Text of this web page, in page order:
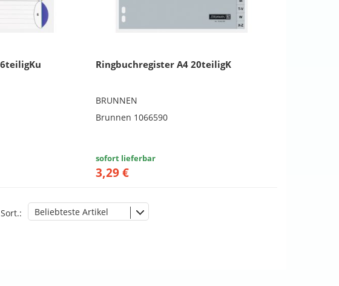
Ringbuchregister A4 20teiligK
BRUNNEN
Brunnen 1066590
sofort lieferbar
3,29 €
Sort.: Beliebteste Artikel